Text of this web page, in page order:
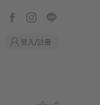
登入/註冊